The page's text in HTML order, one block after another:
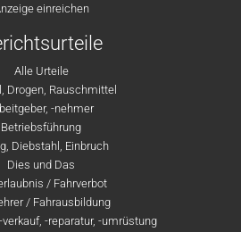
einreichen
Alle Urteile
Drogen, Rauschmittel
-nehmer
Betriebsführung
Diebstahl, Einbruch
Dies und Das
/ Fahrverbot
/ Fahrausbildung
verkauf, -reparatur, -umrüstung